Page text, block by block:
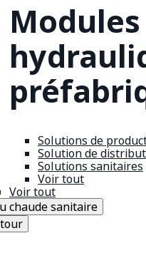
Modules
Solutions de
Solution de
Solutions sanitaires
Voir tout
Voir tout
chaude sanitaire